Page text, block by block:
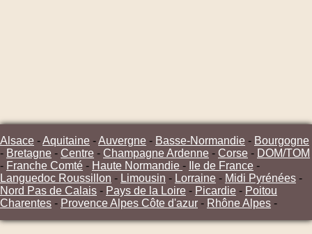
Alsace -Aquitaine -Auvergne - Basse-Normandie - Bourgogne
- Bretagne - Centre - Champagne Ardenne - Corse - DOM/TOM
- Franche Comté - Haute Normandie - Ile de France -
Languedoc Roussillon - Limousin - Lorraine - Midi Pyrénées -
Nord Pas de Calais - Pays de la Loire - Picardie - Poitou
Charentes - Provence Alpes Côte d'azur - Rhône Alpes -